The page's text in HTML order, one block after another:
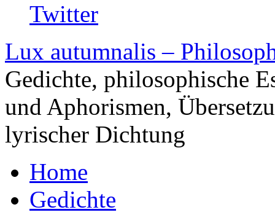
Twitter
Lux autumnalis –
Gedichte, philosophische
und Aphorismen,
lyrischer Dichtung
Home
Gedichte